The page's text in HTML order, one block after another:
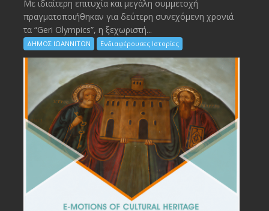
Με ιδιαίτερη επιτυχία και μεγάλη συμμετοχή
πραγματοποιήθηκαν για δεύτερη συνεχόμενη χρονιά
τα “Geri Olympics”, η ξεχωριστή...
ΔΗΜΟΣ ΙΩΑΝΝΙΤΩΝ Ενδιαφέρουσες Ιστορίες